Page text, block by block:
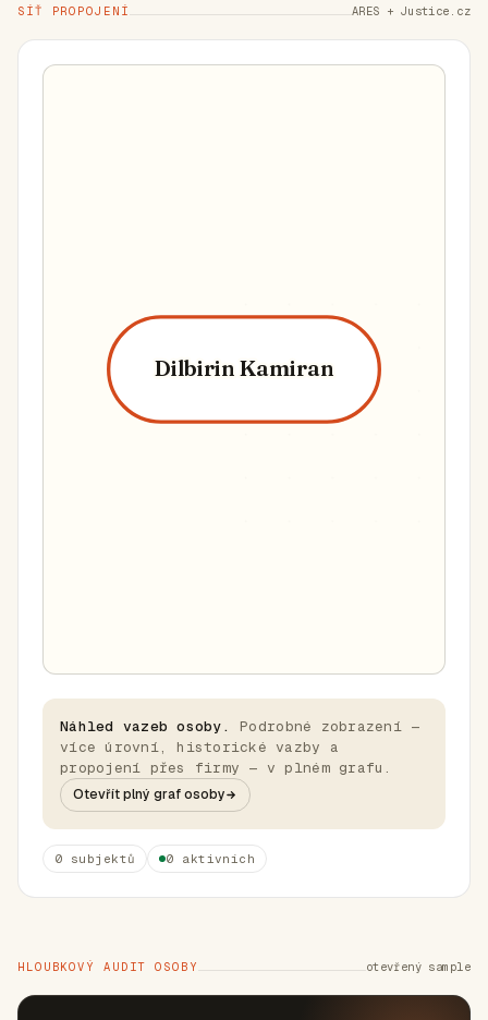
SÍŤ PROPOJENÍ ARES + Justice.cz
Dilbirin Kamiran
Náhled vazeb osoby.
Podrobné zobrazení —
více úrovní, historické vazby a
propojení přes firmy — v plném grafu.
Otevřít plný graf osoby
0 subjektů 0 aktivních
HLOUBKOVÝ AUDIT OSOBY otevřený sample